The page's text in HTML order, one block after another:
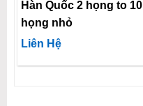
Hàn Quốc 2 họng to 10
họng nhỏ
Liên Hệ